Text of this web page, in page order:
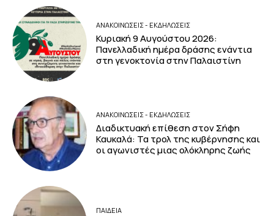
ΑΝΑΚΟΙΝΩΣΕΙΣ - ΕΚΔΗΛΩΣΕΙΣ
Κυριακή 9 Αυγούστου 2026:
Πανελλαδική ημέρα δράσης ενάντια
στη γενοκτονία στην Παλαιστίνη
ΑΝΑΚΟΙΝΩΣΕΙΣ - ΕΚΔΗΛΩΣΕΙΣ
Διαδικτυακή επίθεση στον Σήφη
Καυκαλά: Τα τρολ της κυβέρνησης και
οι αγωνιστές μιας ολόκληρης ζωής
ΠΑΙΔΕΙΑ